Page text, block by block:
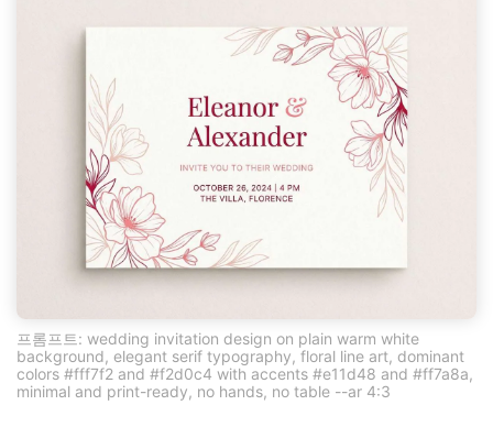
프롬프트: wedding invitation design on plain warm white
background, elegant serif typography, floral line art, dominant
colors #fff7f2 and #f2d0c4 with accents #e11d48 and #ff7a8a,
minimal and print-ready, no hands, no table --ar 4:3